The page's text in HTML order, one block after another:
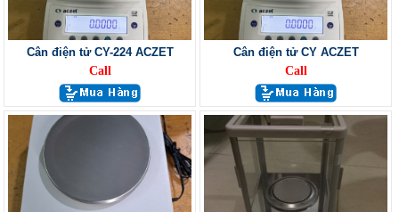
Cân điện tử CY-224 ACZET
Call
Cân điện tử CY ACZET
Call